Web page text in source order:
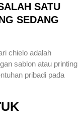
SATU
SEDANG
chielo adalah
sablon atau printing
pribadi pada